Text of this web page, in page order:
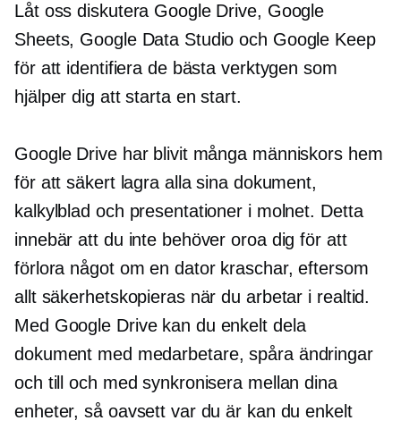
Låt oss diskutera Google Drive, Google
Sheets, Google Data Studio och Google Keep
för att identifiera de bästa verktygen som
hjälper dig att starta en start.
Google Drive har blivit många människors hem
för att säkert lagra alla sina dokument,
kalkylblad och presentationer i molnet. Detta
innebär att du inte behöver oroa dig för att
förlora något om en dator kraschar, eftersom
allt säkerhetskopieras när du arbetar i realtid.
Med Google Drive kan du enkelt dela
dokument med medarbetare, spåra ändringar
och till och med synkronisera mellan dina
enheter, så oavsett var du är kan du enkelt